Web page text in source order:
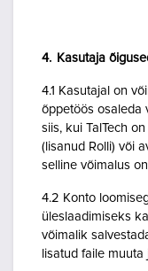
4. Kasutaja
4.1 Kasutajal on
õppetöös osaleda
siis, kui TalTech
(lisanud Rolli) või
selline võimalus
4.2 Konto
üleslaadimiseks
võimalik
lisatud faile